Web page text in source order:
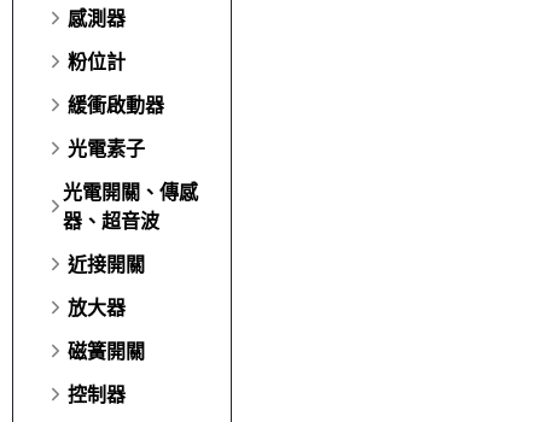
感測器
粉位計
緩衝啟動器
光電素子
光電開關、傳感
器、超音波
近接開關
放大器
磁簧開關
控制器